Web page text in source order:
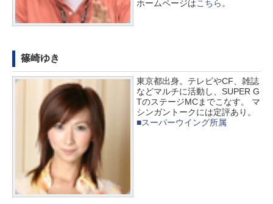
ホームページはこちら 。
篠崎ゆき
東京都出身。テレビやCF、雑誌
などマルチに活動し、SUPER G
TのステージMCまでこなす。 マ
シンガントークには定評あり。
■スーパーウイング所属